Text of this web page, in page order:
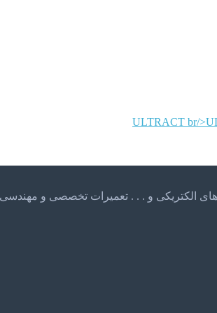
ULTRACT